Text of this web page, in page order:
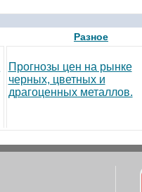
Разное
Прогнозы цен на рынке
черных, цветных и
драгоценных металлов.